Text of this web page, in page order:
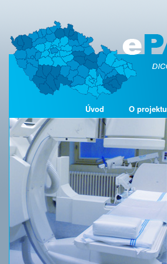
Úvod O projektu